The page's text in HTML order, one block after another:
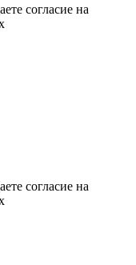
согласие на
согласие на